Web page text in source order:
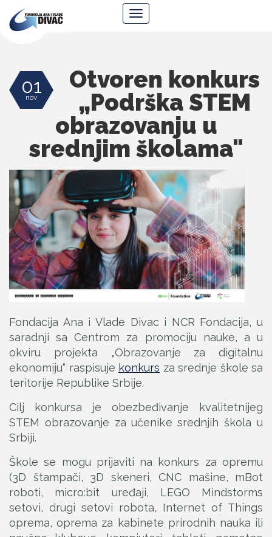
Ana
Navigacija
01
nov
Otvoren konkurs
„Podrška STEM
obrazovanju u
srednjim školama"
Fondacija Ana i Vlade Divac i NCR Fondacija, u
saradnji sa Centrom za promociju nauke, a u
okviru projekta „Obrazovanje za digitalnu
ekonomiju“ raspisuje konkurs za srednje škole sa
teritorije Republike Srbije.
Cilj konkursa je obezbeđivanje kvalitetnijeg
STEM obrazovanje za učenike srednjih škola u
Srbiji.
Škole se mogu prijaviti na konkurs za opremu
(3D štampači, 3D skeneri, CNC mašine, mBot
roboti, micro:bit uređaji, LEGO Mindstorms
setovi, drugi setovi robota, Internet of Things
oprema, oprema za kabinete prirodnih nauka ili